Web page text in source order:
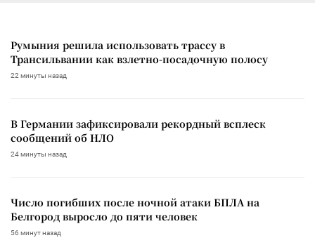
Румыния решила использовать трассу в
Трансильвании как взлетно-посадочную полосу
22 минуты назад
В Германии зафиксировали рекордный всплеск
сообщений об НЛО
24 минуты назад
Число погибших после ночной атаки БПЛА на
Белгород выросло до пяти человек
56 минут назад